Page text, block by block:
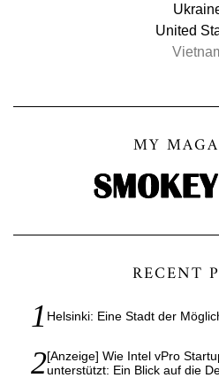
United
MY
RECENT
Helsinki: Eine Stadt der
[Anzeige] Wie Intel vPro
unterstützt: Ein Blick auf die